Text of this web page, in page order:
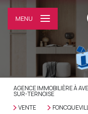
MENU
AGENCE IMMOBILIÈRE À
SUR-TERNOISE
VENTE